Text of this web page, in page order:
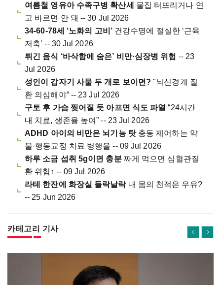
여름철 영유아 수족구병 확산세
물집 터뜨리거나 연
고 바르면 안 돼 -- 30 Jul 2026
34-60-78세 ‘노화의 고비’건강수명에 절실한 ‘근육
저축’ -- 30 Jul 2026
튀긴 음식 ‘바삭함에 숨은’ 비만·심장병 위험 -- 23
Jul 2026
성인이 갑자기 사물 두 개로 보이면?"뇌신경계 질
환 의심해야” -- 23 Jul 2026
구토 후 가슴 찢어질 듯 아프면 식도 파열 “24시간
내 치료, 생존율 높여” -- 23 Jul 2026
ADHD 아이의 비만은 뇌기능 탓충동 제어하는 약
물·행동교정 치료 병행을 -- 09 Jul 2026
하루 소금 섭취 5g이면 충분짜게 먹으면 심혈관질
환 위험↑ -- 09 Jul 2026
라테 한잔에 화장실 들락날락내 몸의 천적은 우유?
-- 25 Jun 2026
카테고리 기사